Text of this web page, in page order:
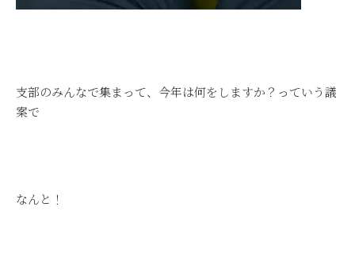
支部のみんなで集まって、今年は何をしますか？っていう議
案で
なんと！